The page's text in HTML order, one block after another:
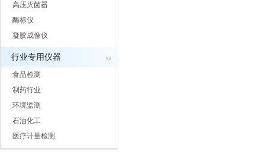
高压灭菌器
酶标仪
凝胶成像仪
行业专用仪器
食品检测
制药行业
环境监测
石油化工
医疗计量检测